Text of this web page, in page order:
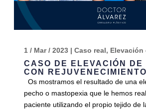
CASO DE ELEVACIÓN DE
CON
1 / Mar / 2023| Caso real, Elevación
Os mostramos el resultado de una
pecho o mastopexia que le hemos
paciente utilizando el propio tejido de